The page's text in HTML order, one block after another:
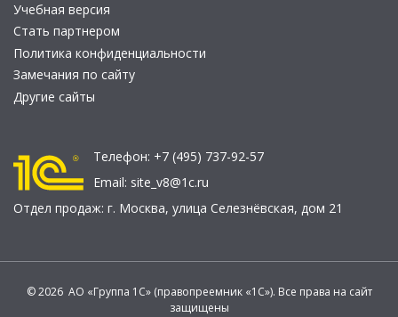
Учебная версия
Стать партнером
Политика конфиденциальности
Замечания по сайту
Другие сайты
Телефон: +7 (495) 737-92-57
Email: site_v8@1c.ru
Отдел продаж: г. Москва, улица Селезнёвская, дом 21
© 2026 АО «Группа 1С» (правопреемник «1С»). Все права на сайт
защищены